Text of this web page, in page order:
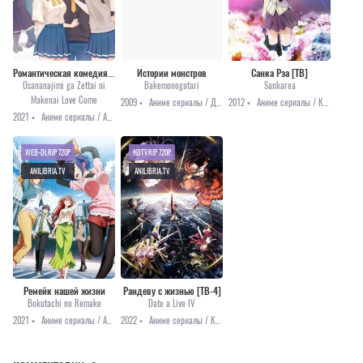
Osananajimi ga Zettai ni
Makenai Love Come
2021 •
Истории монстров
Bakemonogatari
2009 •
Санка Рэа [ТВ]
Sankarea
2012 •
Ремейк нашей жизни
Bokutachi no Remake
2021 •
Аниме сериалы / Аниме 2021 / Комедия / Романтика
WEB-DLRIP 720P
ANILIBRIA.TV
Рандеву с жизнью [ТВ-4]
Date a Live IV
2022 •
Аниме сериалы / Комедия / Мистика / Приключения / Романтика / Аниме 2022
HDTVRIP 720P
ANILIBRIA.TV